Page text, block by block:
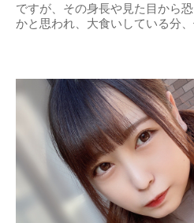
ですが、その身長や見た目から
かと思われ、大食いしている分